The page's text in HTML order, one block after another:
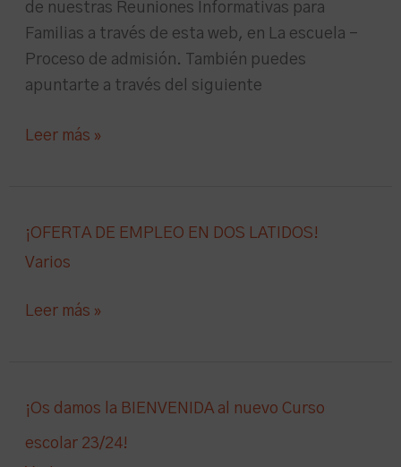
de nuestras Reuniones Informativas para
Familias a través de esta web, en La escuela –
Proceso de admisión. También puedes
apuntarte a través del siguiente
Leer más »
¡OFERTA DE EMPLEO EN DOS LATIDOS!
Varios
¡OFERTA
EN
Leer más »
¡Os damos la BIENVENIDA al nuevo Curso
escolar 23/24!
¡Os
la